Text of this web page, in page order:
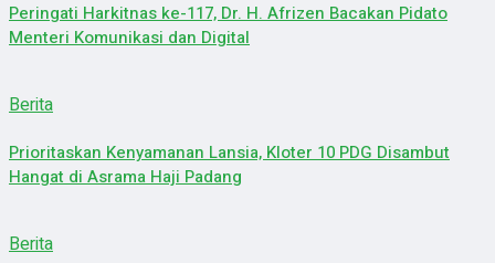
Peringati Harkitnas ke-117, Dr. H. Afrizen Bacakan Pidato
Menteri Komunikasi dan Digital
Berita
Prioritaskan Kenyamanan Lansia, Kloter 10 PDG Disambut
Hangat di Asrama Haji Padang
Berita